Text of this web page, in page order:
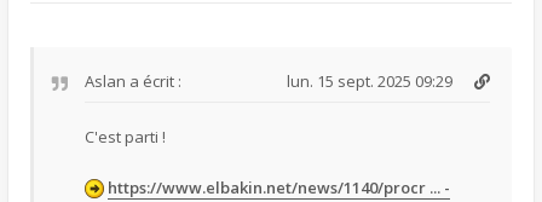
Aslan a écrit : lun. 15 sept. 2025 09:29
C'est parti !
https://www.elbakin.net/news/1140/procr ... -